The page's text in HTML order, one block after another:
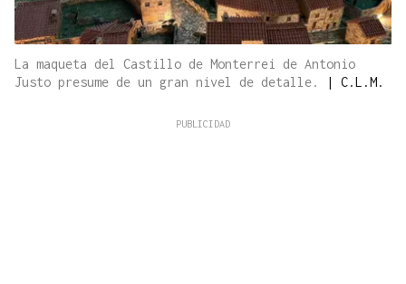
La maqueta del Castillo de Monterrei de Antonio
Justo presume de un gran nivel de detalle.
| C.L.M.